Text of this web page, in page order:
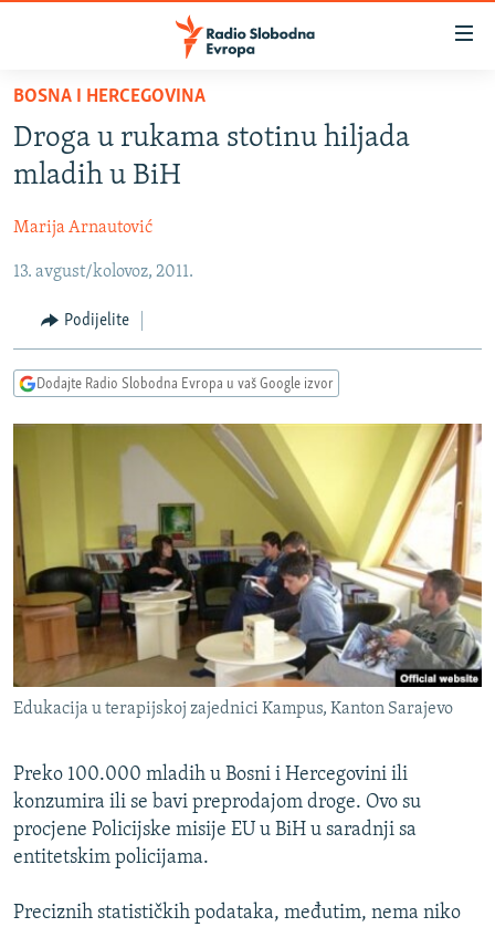
Pređite
glavni
sadržaj
na
navigaciju
Pređite
pretragu
BOSNA I HERCEGOVINA
KOSOVO
CRNA GORA
VIZUELNO
FOTOGALERIJE
PODCASTI
RAT U UKRAJINI
RSE PRIČE IZ SVIJETA
ISPRIČAJ MI
DNEVNO@RSE
SPECIJALI RSE
VIŠE OD NASLOVA
GENOCID U SREBRENICI
POPLAVE I KLIZIŠTA U BIH 2024.
POST SCRIPTUM
MOJA EVROPA
SVE KARTE DEJTONA
PRATITE NAS
Sve RFE/RL stranice
BOSNA I HERCEGOVINA
Droga u rukama stotinu hiljada
mladih u BiH
Marija Arnautović
13. avgust/kolovoz, 2011.
Podijelite
Dodajte Radio Slobodna Evropa u vaš Google izvor
Edukacija u terapijskoj zajednici Kampus, Kanton Sarajevo
Preko 100.000 mladih u Bosni i Hercegovini ili
konzumira ili se bavi preprodajom droge. Ovo su
procjene Policijske misije EU u BiH u saradnji sa
entitetskim policijama.
Preciznih statističkih podataka, međutim, nema niko